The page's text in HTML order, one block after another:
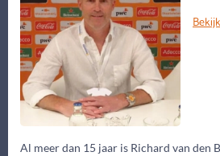
Al meer dan 15 jaar is Richard van den